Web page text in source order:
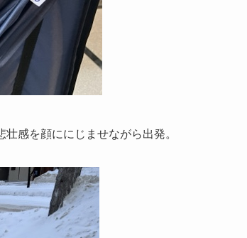
感を顔ににじませながら出発。